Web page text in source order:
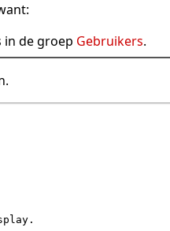
in de groep Gebruikers.